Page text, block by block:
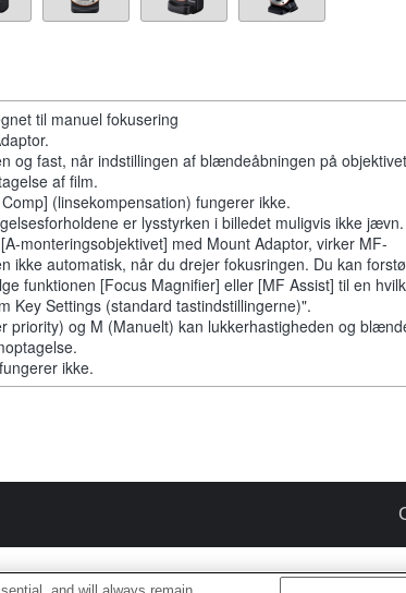
til manuel fokusering
og fast, når indstillingen af blændeåbningen på
af film.
(linsekompensation) fungerer ikke.
er lysstyrken i billedet muligvis ikke jævn.
monteringsobjektivet] med Mount Adaptor, virker MF-
ikke automatisk, når du drejer fokusringen. Du kan
funktionen [Focus Magnifier] eller [MF Assist] til en
Key Settings (standard tastindstillingerne)".
priority) og M (Manuelt) kan lukkerhastigheden og
ikke.